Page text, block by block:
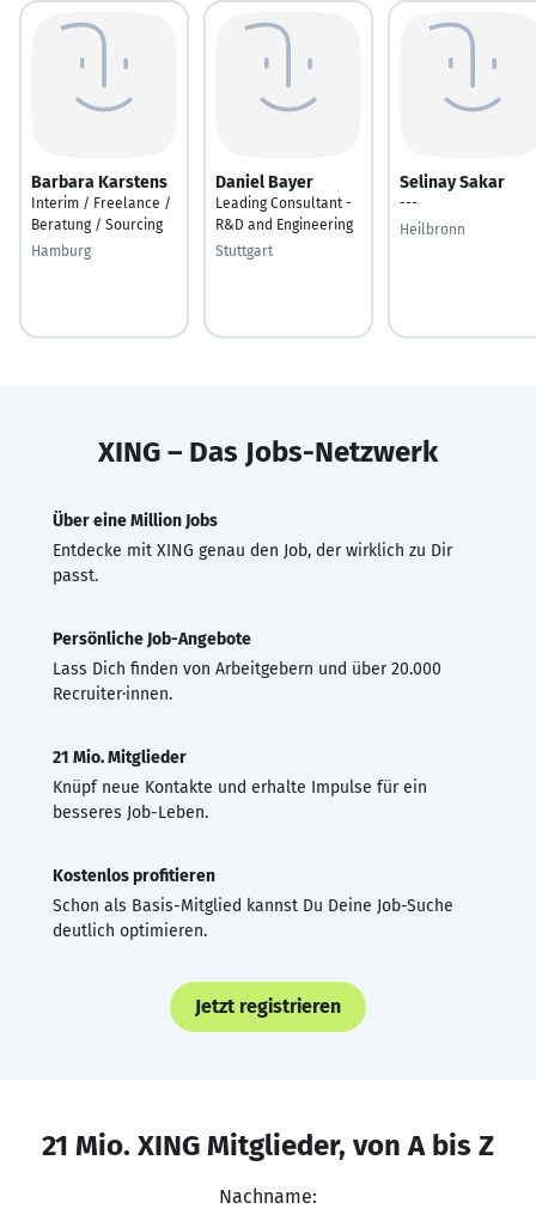
Barbara Karstens
Interim / Freelance /
Beratung / Sourcing
Hamburg
Daniel Bayer
Leading Consultant -
R&D and Engineering
Stuttgart
Selinay Sakar
---
Heilbronn
XING – Das Jobs-Netzwerk
Über eine Million Jobs
Entdecke mit XING genau den Job, der wirklich zu Dir
passt.
Persönliche Job-Angebote
Lass Dich finden von Arbeitgebern und über 20.000
Recruiter·innen.
21 Mio. Mitglieder
Knüpf neue Kontakte und erhalte Impulse für ein
besseres Job-Leben.
Kostenlos profitieren
Schon als Basis-Mitglied kannst Du Deine Job-Suche
deutlich optimieren.
Jetzt registrieren
21 Mio. XING Mitglieder, von A bis Z
Nachname: